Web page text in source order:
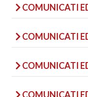
COMUNICATI
COMUNICATI
COMUNICATI
COMUNICATI